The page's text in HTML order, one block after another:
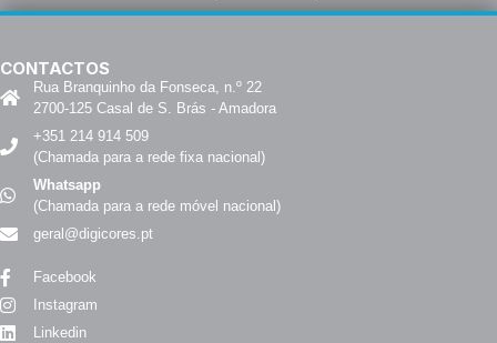
CONTACTOS
Rua Branquinho da Fonseca, n.º 22
2700-125 Casal de S. Brás - Amadora
+351 214 914 509
(Chamada para a rede fixa nacional)
Whatsapp
(Chamada para a rede móvel nacional)
geral@digicores.pt
Facebook
Instagram
Linkedin